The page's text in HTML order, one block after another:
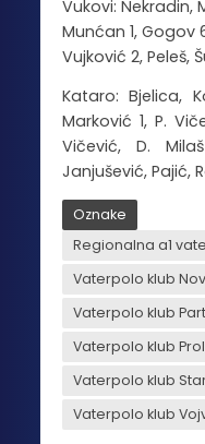
Vukovi: Nekradin,
Munćan 1, Gogov
Vujković 2, Peleš,
Kataro: Bjelica,
Marković 1, P.
Vičević, D.
Janjušević, Pajić,
Oznake
Regionalna a1
Vaterpolo klub
Vaterpolo klub
Vaterpolo klub
Vaterpolo klub
Vaterpolo klub